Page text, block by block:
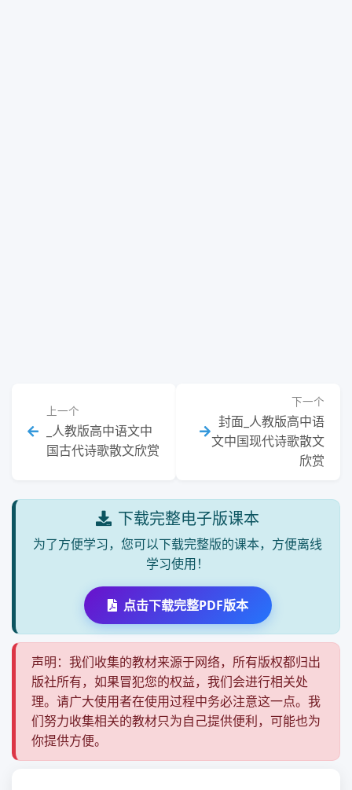
上一个
_人教版高中语文中
国古代诗歌散文欣赏
下一个
封面_人教版高中语
文中国现代诗歌散文
欣赏
下载完整电子版课本
为了方便学习，您可以下载完整版的课本，方便离线
学习使用！
点击下载完整PDF版本
声明：我们收集的教材来源于网络，所有版权都归出
版社所有，如果冒犯您的权益，我们会进行相关处
理。请广大使用者在使用过程中务必注意这一点。我
们努力收集相关的教材只为自己提供便利，可能也为
你提供方便。